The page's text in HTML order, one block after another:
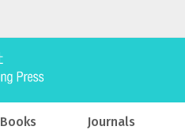
Books Journals